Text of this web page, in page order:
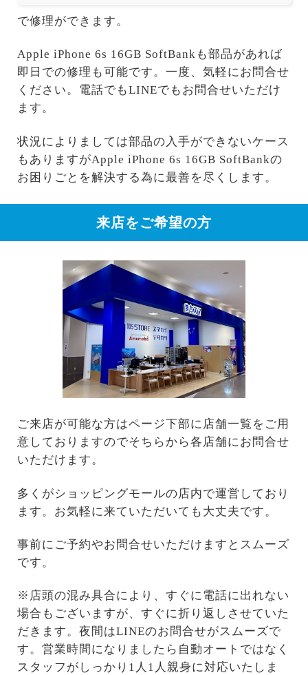
で修理ができます。
Apple iPhone 6s 16GB SoftBankも部品があれば
即日での修理も可能です。一度、気軽にお問合せ
ください。電話でもLINEでもお問合せいただけ
ます。
状況によりましては部品の入手ができないケース
もありますがApple iPhone 6s 16GB SoftBankの
お困りごとを解決する為に最善を尽くします。
来店をご希望の方
ご来店が可能な方はページ下部に店舗一覧をご用
意しておりますのでそちらから各店舗にお問合せ
いただけます。
多くがショッピングモールの店内で運営しており
ます。お気軽に来ていただいても大丈夫です。
事前にご予約やお問合せいただけますとスムーズ
です。
※店頭の混み具合により、すぐに電話に出れない
場合もございますが、すぐに折り返しさせていた
だきます。夜間はLINEのお問合せがスムーズで
す。営業時間になりましたら自動オートではなく
スタッフがしっかり1人1人親身に対応いたしま